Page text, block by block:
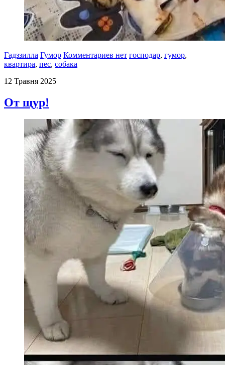
Гадззилла Гумор Комментариев нет господар, гумор,
квартира, пес, собака
12 Травня 2025
От щур!